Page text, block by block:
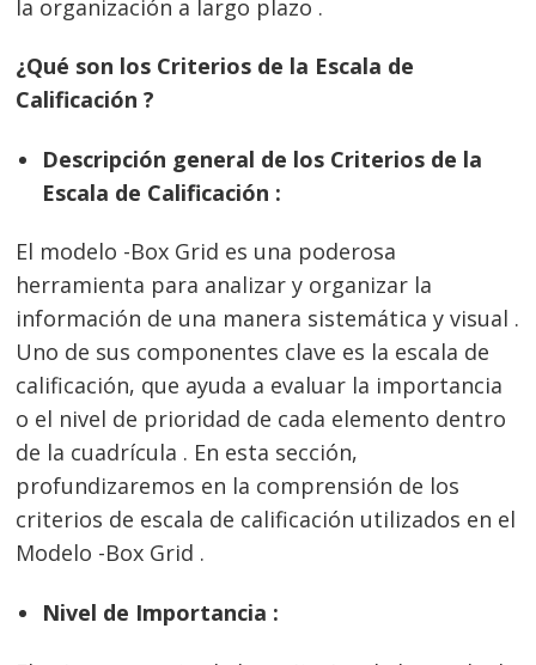
la organización a largo plazo .
¿Qué son los Criterios de la Escala de
Calificación ?
Descripción general de los Criterios de la
Escala de Calificación :
El modelo -Box Grid es una poderosa
herramienta para analizar y organizar la
información de una manera sistemática y visual .
Uno de sus componentes clave es la escala de
calificación, que ayuda a evaluar la importancia
o el nivel de prioridad de cada elemento dentro
de la cuadrícula . En esta sección,
profundizaremos en la comprensión de los
criterios de escala de calificación utilizados en el
Modelo -Box Grid .
Nivel de Importancia :